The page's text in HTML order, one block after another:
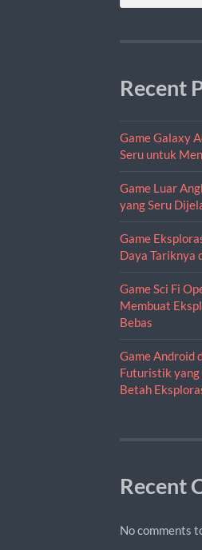
Recent
Game Galaxy
Seru untuk
Game Luar
yang Seru
Game
Daya Tariknya
Game Sci Fi
Membuat
Bebas
Game Android
Futuristik yang
Betah
Recent
No comments